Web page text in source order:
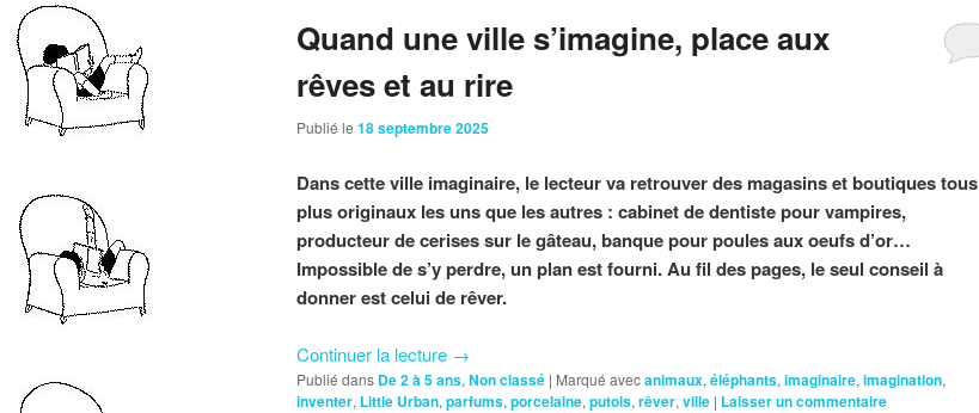
Quand une ville s’imagine, place aux
rêves et au rire
Publié le 18 septembre 2025
Dans cette ville imaginaire, le lecteur va retrouver des magasins et boutiques tous
plus originaux les uns que les autres : cabinet de dentiste pour vampires,
producteur de cerises sur le gâteau, banque pour poules aux oeufs d’or…
Impossible de s’y perdre, un plan est fourni. Au fil des pages, le seul conseil à
donner est celui de rêver.
Continuer la lecture →
Publié dans De 2 à 5 ans, Non classé | Marqué avecanimaux, éléphants, imaginaire, imagination,
inventer, Little Urban, parfums, porcelaine, putois, rêver, ville | Laisser un commentaire